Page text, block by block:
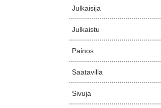
Julkaisija
Julkaistu
Painos
Saatavilla
Sivuja